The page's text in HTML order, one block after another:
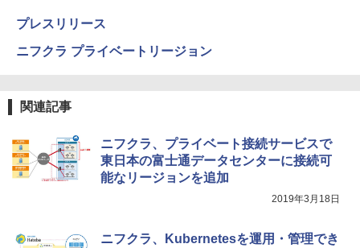
プレスリリース
ニフクラ プライベートリージョン
関連記事
ニフクラ、プライベート接続サービスで
東日本の富士通データセンターに接続可
能なリージョンを追加
2019年3月18日
ニフクラ、Kubernetesを運用・管理でき